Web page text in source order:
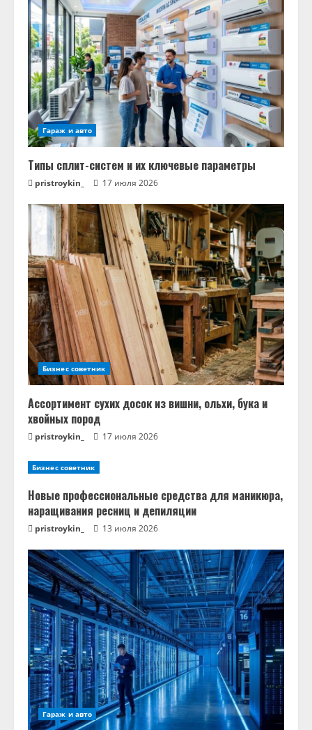
Гараж и авто
Типы сплит-систем и их ключевые параметры
pristroykin_ 17 июля 2026
Бизнес советник
Ассортимент сухих досок из вишни, ольхи, бука и
хвойных пород
pristroykin_ 17 июля 2026
Бизнес советник
Новые профессиональные средства для маникюра,
наращивания ресниц и депиляции
pristroykin_ 13 июля 2026
Гараж и авто